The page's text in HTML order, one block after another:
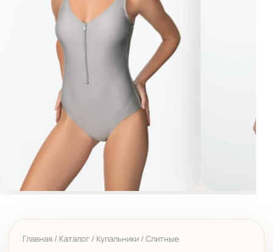
Главная / Каталог / Купальники / Слитные